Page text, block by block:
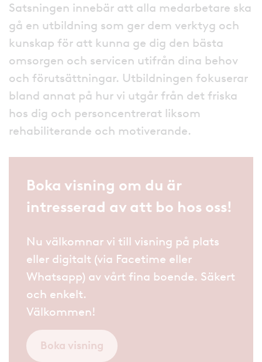
Satsningen innebär att alla medarbetare ska
gå en utbildning som ger dem verktyg och
kunskap för att kunna ge dig den bästa
omsorgen och servicen utifrån dina behov
och förutsättningar. Utbildningen fokuserar
bland annat på hur vi utgår från det friska
hos dig och personcentrerat liksom
rehabiliterande och motiverande.
Boka visning om du är
intresserad av att bo hos oss!
Nu välkomnar vi till visning på plats
eller digitalt (via Facetime eller
Whatsapp) av vårt fina boende. Säkert
och enkelt.
Välkommen!
Boka visning